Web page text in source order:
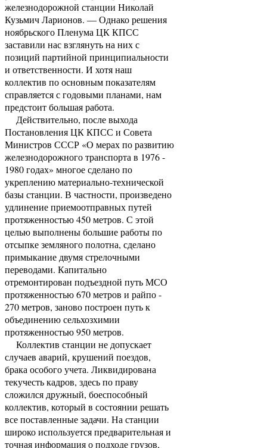
железнодорожной станции Николай
Кузьмич Ларионов. — Однако решения
ноябрьского Пленума ЦК КПСС
заставили нас взглянуть на них с
позиций партийной принципиальности
и ответственности. И хотя наш
коллектив по основным показателям
справляется с годовыми планами, нам
предстоит большая работа.
Действительно, после выхода
Постановления ЦК КПСС и Совета
Министров СССР «О мерах по развитию
железнодорожного транспорта в 1976 -
1980 годах» многое сделано по
укреплению материально-технической
базы станции. В частности, произведено
удлинение приемоотправных путей
протяженностью 450 метров. С этой
целью выполнены большие работы по
отсыпке земляного полотна, сделано
примыкание двумя стрелочными
переводами. Капитально
отремонтирован подъездной путь МСО
протяженностью 670 метров и райпо -
270 метров, заново построен путь к
объединению сельхозхимии
протяженностью 950 метров.
Коллектив станции не допускает
случаев аварий, крушений поездов,
брака особого учета. Ликвидирована
текучесть кадров, здесь по праву
сложился дружный, боеспособный
коллектив, который в состоянии решать
все поставленные задачи. На станции
широко используется предварительная и
точная информация о подходе грузов,